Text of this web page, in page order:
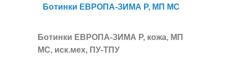
Ботинки ЕВРОПА-ЗИМА Р, МП МС
Ботинки ЕВРОПА-ЗИМА Р, кожа, МП
МС, иск.мех, ПУ-ТПУ